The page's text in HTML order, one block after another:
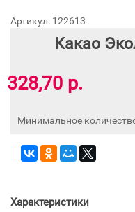
Артикул: 122613
Какао
328,70 р.
Минимальное
Характеристики